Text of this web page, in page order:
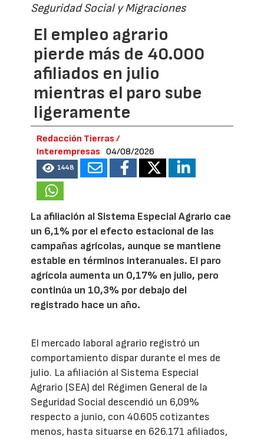
Seguridad Social y Migraciones
El empleo agrario
pierde más de 40.000
afiliados en julio
mientras el paro sube
ligeramente
Redacción Tierras /
Interempresas
04/08/2026
1448
La afiliación al Sistema Especial Agrario cae
un 6,1% por el efecto estacional de las
campañas agrícolas, aunque se mantiene
estable en términos interanuales. El paro
agrícola aumenta un 0,17% en julio, pero
continúa un 10,3% por debajo del
registrado hace un año.
El mercado laboral agrario registró un
comportamiento dispar durante el mes de
julio. La afiliación al Sistema Especial
Agrario (SEA) del Régimen General de la
Seguridad Social descendió un 6,09%
respecto a junio, con 40.605 cotizantes
menos, hasta situarse en 626.171 afiliados,